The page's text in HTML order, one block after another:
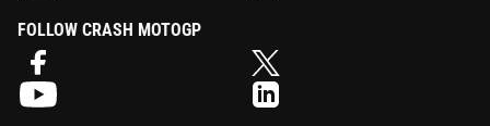
FOLLOW CRASH MOTOGP